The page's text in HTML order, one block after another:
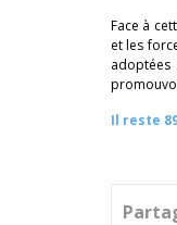
Face à
et les
Il reste